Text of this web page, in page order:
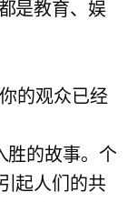
是教育、娱
你的观众已经
胜的故事。个
起人们的共